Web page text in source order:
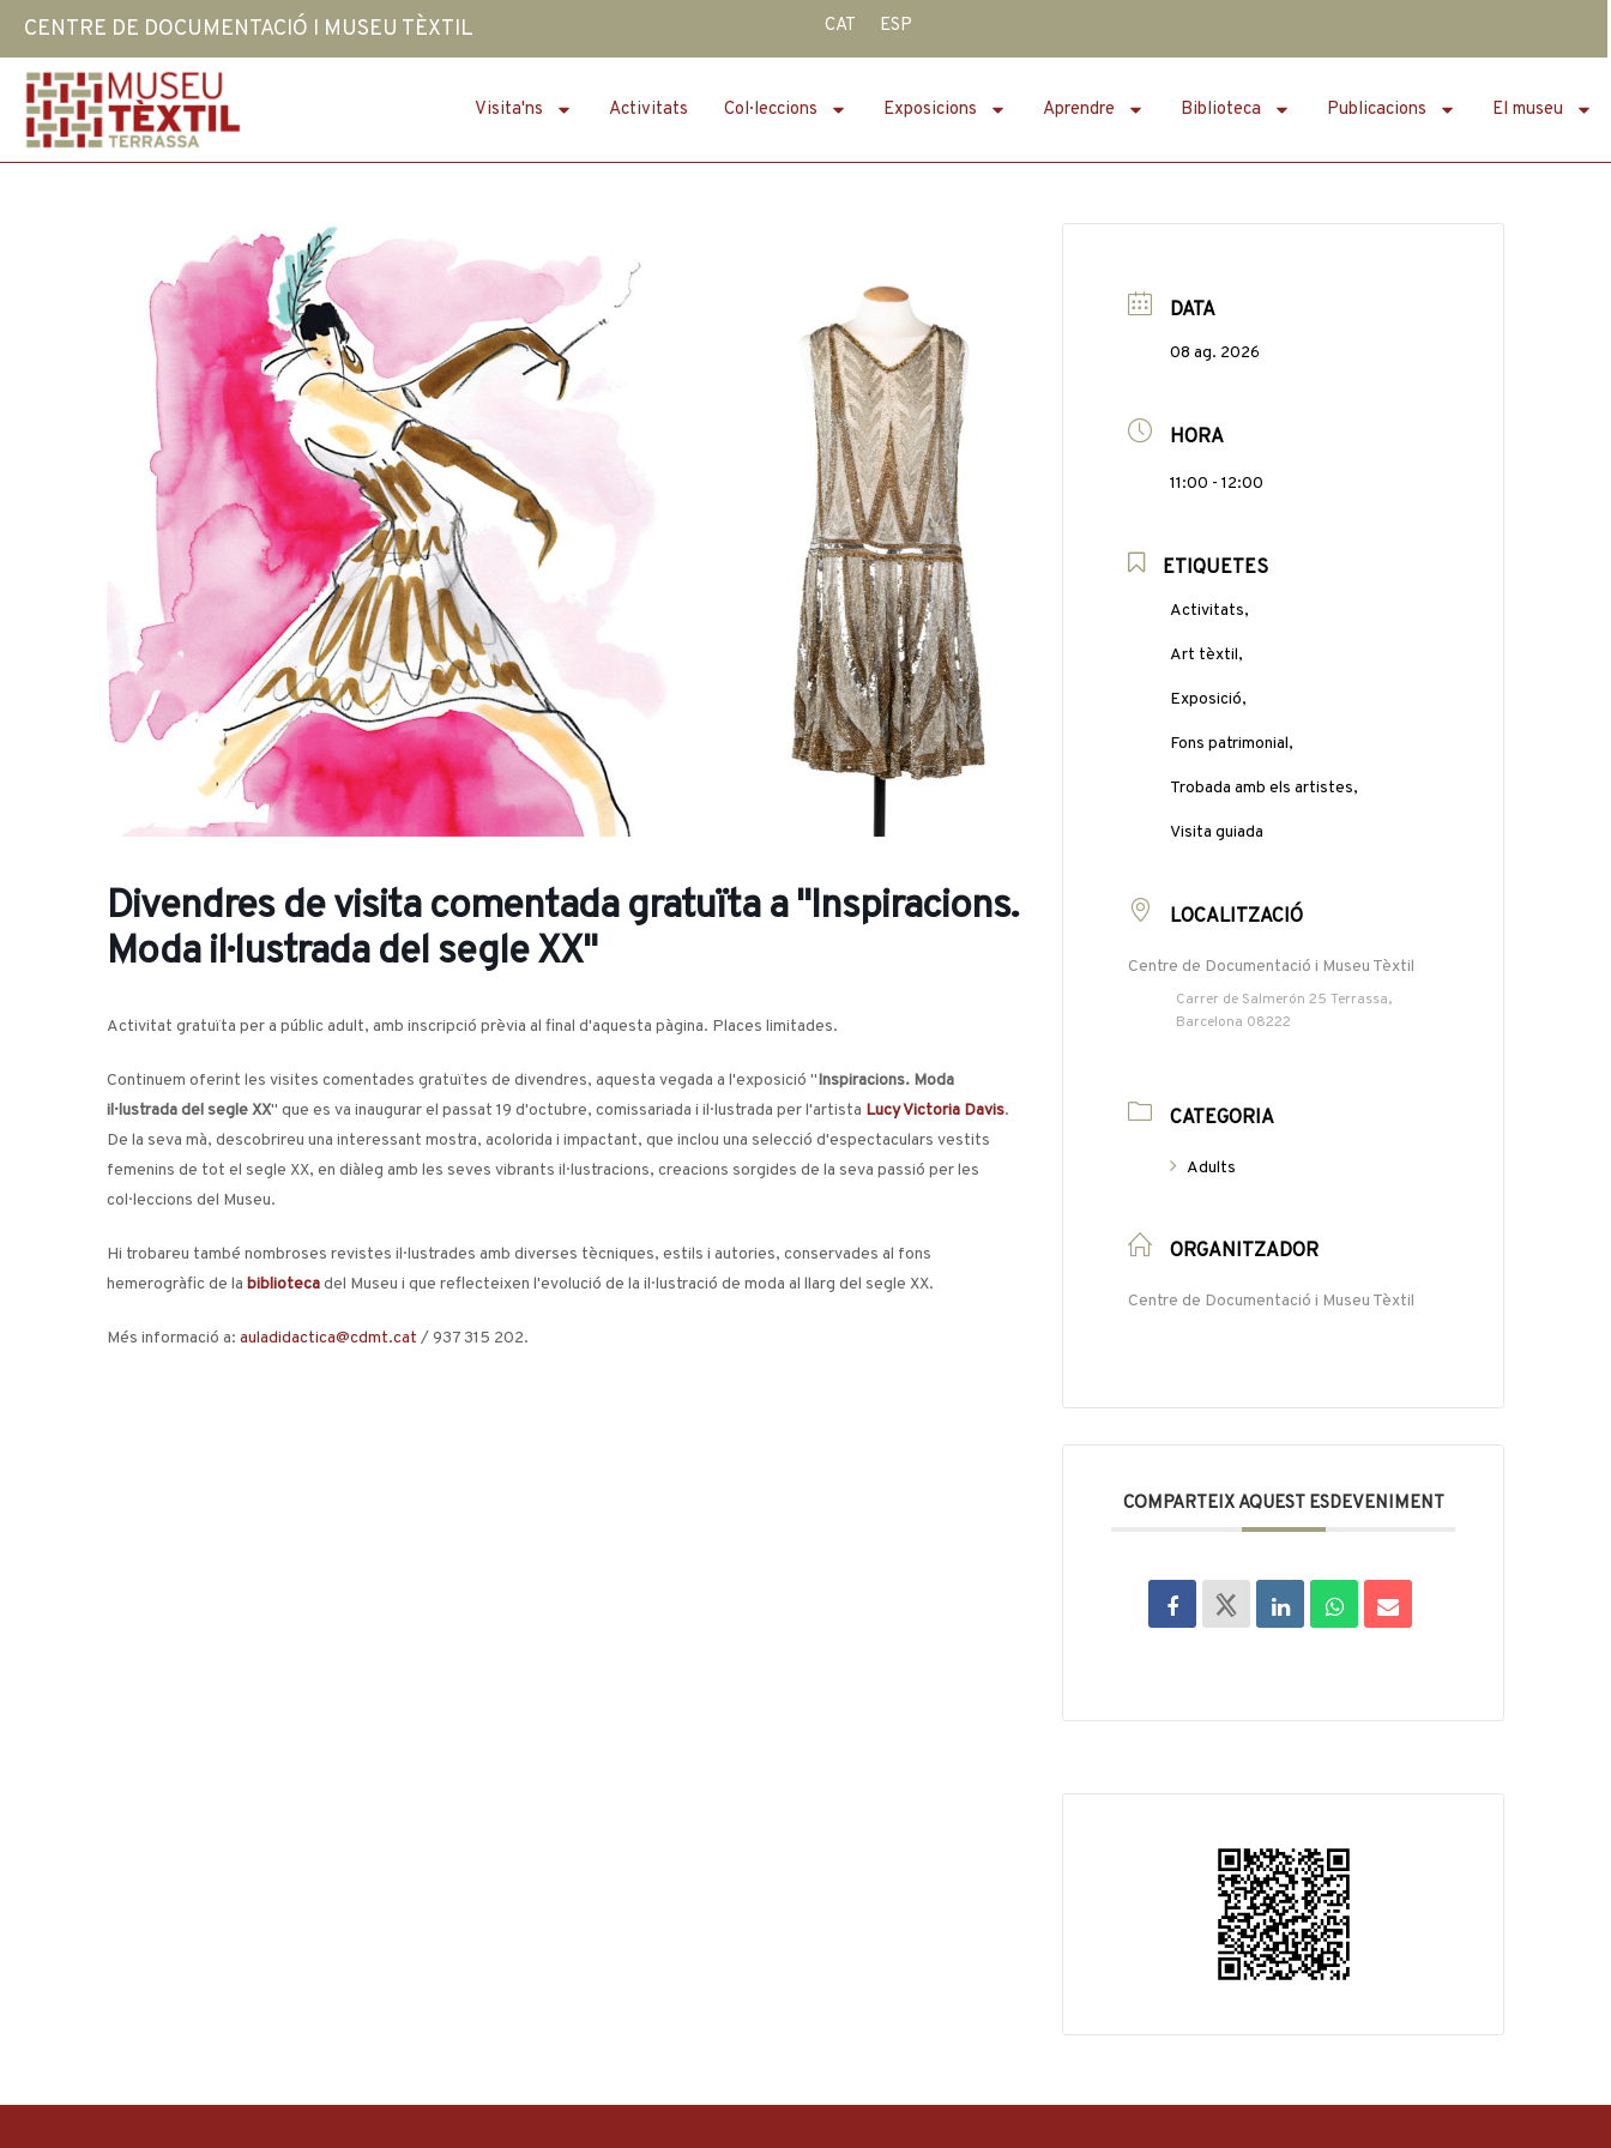
Vés
al
contingut
CENTRE DE DOCUMENTACIÓ I MUSEU TÈXTIL CAT ESP
Visita'ns Activitats Col·leccions Exposicions Aprendre Biblioteca Publicacions El museu
Divendres de visita comentada gratuïta a "Inspiracions.
Moda il·lustrada del segle XX"
Activitat gratuïta per a públic adult, amb inscripció prèvia al final d'aquesta pàgina. Places limitades.
Continuem oferint les visites comentades gratuïtes de divendres, aquesta vegada a l'exposició "Inspiracions. Moda
il·lustrada del segle XX" que es va inaugurar el passat 19 d'octubre, comissariada i il·lustrada per l'artista Lucy Victoria Davis.
De la seva mà, descobrireu una interessant mostra, acolorida i impactant, que inclou una selecció d'espectaculars vestits
femenins de tot el segle XX, en diàleg amb les seves vibrants il·lustracions, creacions sorgides de la seva passió per les
col·leccions del Museu.
Hi trobareu també nombroses revistes il·lustrades amb diverses tècniques, estils i autories, conservades al fons
hemerogràfic de la bibliotecadel Museu i que reflecteixen l'evolució de la il·lustració de moda al llarg del segle XX.
Més informació a: auladidactica@cdmt.cat / 937 315 202.
DATA
08 ag. 2026
HORA
11:00 - 12:00
ETIQUETES
Activitats,
Art tèxtil,
Exposició,
Fons patrimonial,
Trobada amb els artistes,
Visita guiada
LOCALITZACIÓ
Centre de Documentació i Museu Tèxtil
Carrer de Salmerón 25 Terrassa,
Barcelona 08222
CATEGORIA
Adults
ORGANITZADOR
Centre de Documentació i Museu Tèxtil
COMPARTEIX AQUEST ESDEVENIMENT